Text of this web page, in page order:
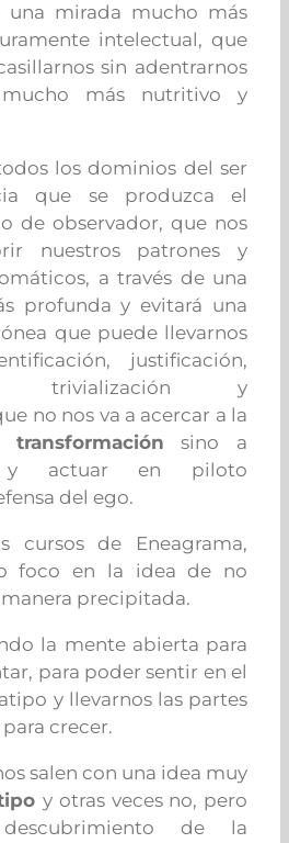
una mirada mucho más
intelectual, que
sin adentrarnos
más nutritivo y
los dominios del ser
que se produzca el
de observador, que nos
nuestros patrones y
a través de una
profunda y evitará una
que puede llevarnos
justificación,
trivialización y
no nos va a acercar a la
sino a
y actuar en piloto
del ego.
cursos de Eneagrama,
foco en la idea de no
precipitada.
la mente abierta para
para poder sentir en el
y llevarnos las partes
crecer.
salen con una idea muy
y otras veces no, pero
de la